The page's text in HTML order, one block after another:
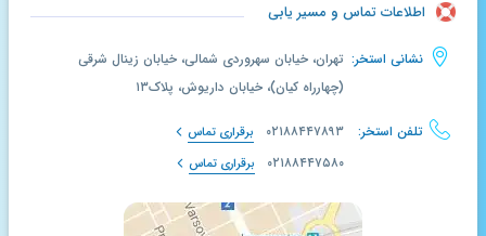
اطلاعات تماس و مسیر یابی
نشانی استخر: تهران، خیابان سهروردی شمالی، خیابان زینال شرقی
(چهارراه کیان)، خیابان داریوش، پلاک۱۳
تلفن استخر: ۰۲۱۸۸۴۴۷۸۹۳ برقراری تماس
۰۲۱۸۸۴۴۷۵۸۰ برقراری تماس